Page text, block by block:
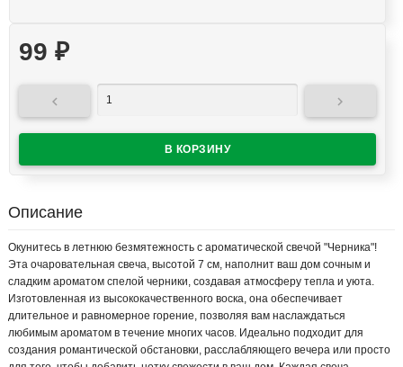
99 ₽
 
Описание
Окунитесь в летнюю безмятежность с ароматической свечой "Черника"!
Эта очаровательная свеча, высотой 7 см, наполнит ваш дом сочным и
сладким ароматом спелой черники, создавая атмосферу тепла и уюта.
Изготовленная из высококачественного воска, она обеспечивает
длительное и равномерное горение, позволяя вам наслаждаться
любимым ароматом в течение многих часов. Идеально подходит для
создания романтической обстановки, расслабляющего вечера или просто